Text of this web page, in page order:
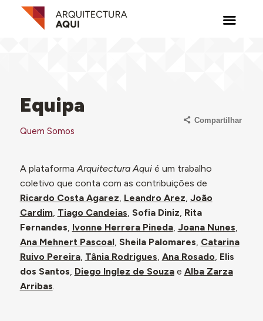
Equipa
Quem Somos
Compartilhar
A plataforma Arquitectura Aqui é um trabalho
coletivo que conta com as contribuições de
Ricardo Costa Agarez Leandro Arez João
Cardim, Tiago Candeias Sofia Diniz Rita
Fernandes Ivonne Herrera Pineda, Joana Nunes
Ana Mehnert Pascoal, Sheila Palomares Catarina
Ruivo Pereira, Tânia Rodrigues Ana Rosado Elis
dos Santos Diego Inglez de Souzae Alba Zarza
Arribas